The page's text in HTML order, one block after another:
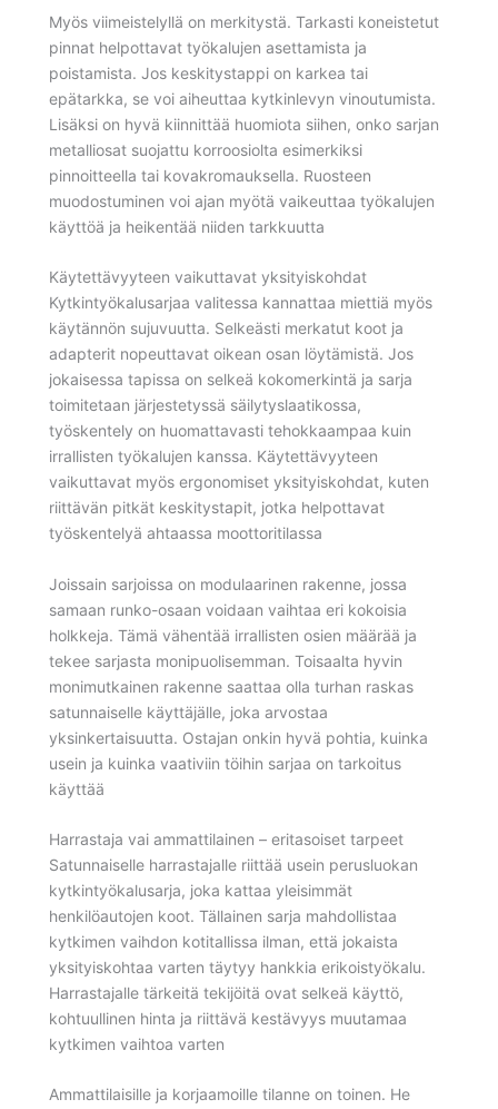
Myös viimeistelyllä on merkitystä. Tarkasti koneistetut
pinnat helpottavat työkalujen asettamista ja
poistamista. Jos keskitystappi on karkea tai
epätarkka, se voi aiheuttaa kytkinlevyn vinoutumista.
Lisäksi on hyvä kiinnittää huomiota siihen, onko sarjan
metalliosat suojattu korroosiolta esimerkiksi
pinnoitteella tai kovakromauksella. Ruosteen
muodostuminen voi ajan myötä vaikeuttaa työkalujen
käyttöä ja heikentää niiden tarkkuutta
Käytettävyyteen vaikuttavat yksityiskohdat
Kytkintyökalusarjaa valitessa kannattaa miettiä myös
käytännön sujuvuutta. Selkeästi merkatut koot ja
adapterit nopeuttavat oikean osan löytämistä. Jos
jokaisessa tapissa on selkeä kokomerkintä ja sarja
toimitetaan järjestetyssä säilytyslaatikossa,
työskentely on huomattavasti tehokkaampaa kuin
irrallisten työkalujen kanssa. Käytettävyyteen
vaikuttavat myös ergonomiset yksityiskohdat, kuten
riittävän pitkät keskitystapit, jotka helpottavat
työskentelyä ahtaassa moottoritilassa
Joissain sarjoissa on modulaarinen rakenne, jossa
samaan runko-osaan voidaan vaihtaa eri kokoisia
holkkeja. Tämä vähentää irrallisten osien määrää ja
tekee sarjasta monipuolisemman. Toisaalta hyvin
monimutkainen rakenne saattaa olla turhan raskas
satunnaiselle käyttäjälle, joka arvostaa
yksinkertaisuutta. Ostajan onkin hyvä pohtia, kuinka
usein ja kuinka vaativiin töihin sarjaa on tarkoitus
käyttää
Harrastaja vai ammattilainen – eritasoiset tarpeet
Satunnaiselle harrastajalle riittää usein perusluokan
kytkintyökalusarja, joka kattaa yleisimmät
henkilöautojen koot. Tällainen sarja mahdollistaa
kytkimen vaihdon kotitallissa ilman, että jokaista
yksityiskohtaa varten täytyy hankkia erikoistyökalu.
Harrastajalle tärkeitä tekijöitä ovat selkeä käyttö,
kohtuullinen hinta ja riittävä kestävyys muutamaa
kytkimen vaihtoa varten
Ammattilaisille ja korjaamoille tilanne on toinen. He